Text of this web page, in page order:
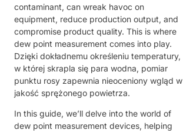
contaminant, can wreak havoc on
equipment, reduce production output, and
compromise product quality. This is where
dew point measurement comes into play.
Dzięki dokładnemu określeniu temperatury,
w której skrapla się para wodna, pomiar
punktu rosy zapewnia nieoceniony wgląd w
jakość sprężonego powietrza.
In this guide, we’ll delve into the world of
dew point measurement devices, helping